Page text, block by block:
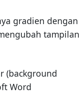
gradien